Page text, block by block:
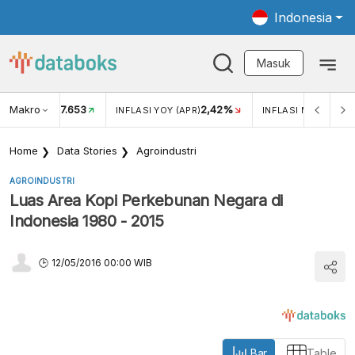
Indonesia
Masuk
Makro
USD/IDR 17.653 INFLASI YOY (APR)2,42% INFLASI MOM (APR)
Home Data Stories Agroindustri
AGROINDUSTRI
Luas Area Kopi Perkebunan Negara di
Indonesia 1980 - 2015
12/05/2016 00:00 WIB